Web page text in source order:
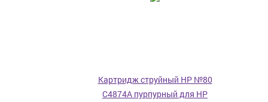
Картридж струйный HP №80
C4874A пурпурный для HP